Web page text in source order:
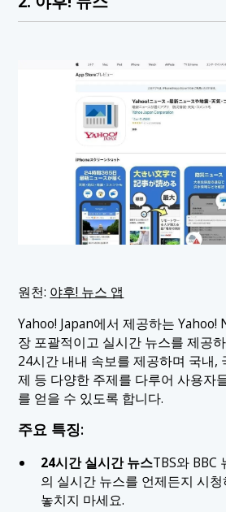
원천: 야후! 뉴스 앱
Yahoo! Japan에서 제공하는
장 포괄적이고 실시간 뉴스를 제공
24시간 내내 속보를 제공하며 국내,
제 등 다양한 주제를 다루어 사용자
를 얻을 수 있도록 합니다.
주요 특징:
24시간 실시간 뉴스TBS와 BBC
의 실시간 뉴스를 언제든지 시
놓치지 마세요.